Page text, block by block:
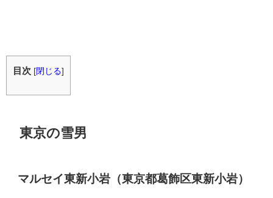
目次 [閉じる]
東京の雪男
マルセイ東新小岩（東京都葛飾区東新小岩）